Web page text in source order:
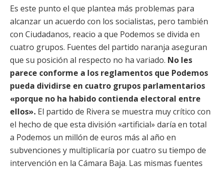
Es este punto el que plantea más problemas para
alcanzar un acuerdo con los socialistas, pero también
con Ciudadanos, reacio a que Podemos se divida en
cuatro grupos. Fuentes del partido naranja aseguran
que su posición al respecto no ha variado. No les
parece conforme a los reglamentos que Podemos
pueda dividirse en cuatro grupos parlamentarios
«porque no ha habido contienda electoral entre
ellos». El partido de Rivera se muestra muy crítico con
el hecho de que esta división «artificial» daría en total
a Podemos un millón de euros más al año en
subvenciones y multiplicaría por cuatro su tiempo de
intervención en la Cámara Baja. Las mismas fuentes